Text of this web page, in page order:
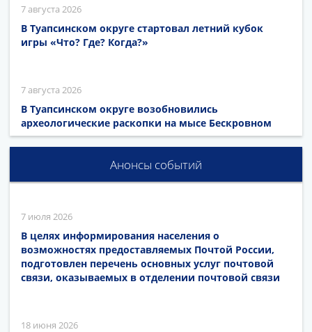
7 августа 2026
В Туапсинском округе стартовал летний кубок
игры «Что? Где? Когда?»
7 августа 2026
В Туапсинском округе возобновились
археологические раскопки на мысе Бескровном
Анонсы событий
7 июля 2026
В целях информирования населения о
возможностях предоставляемых Почтой России,
подготовлен перечень основных услуг почтовой
связи, оказываемых в отделении почтовой связи
18 июня 2026